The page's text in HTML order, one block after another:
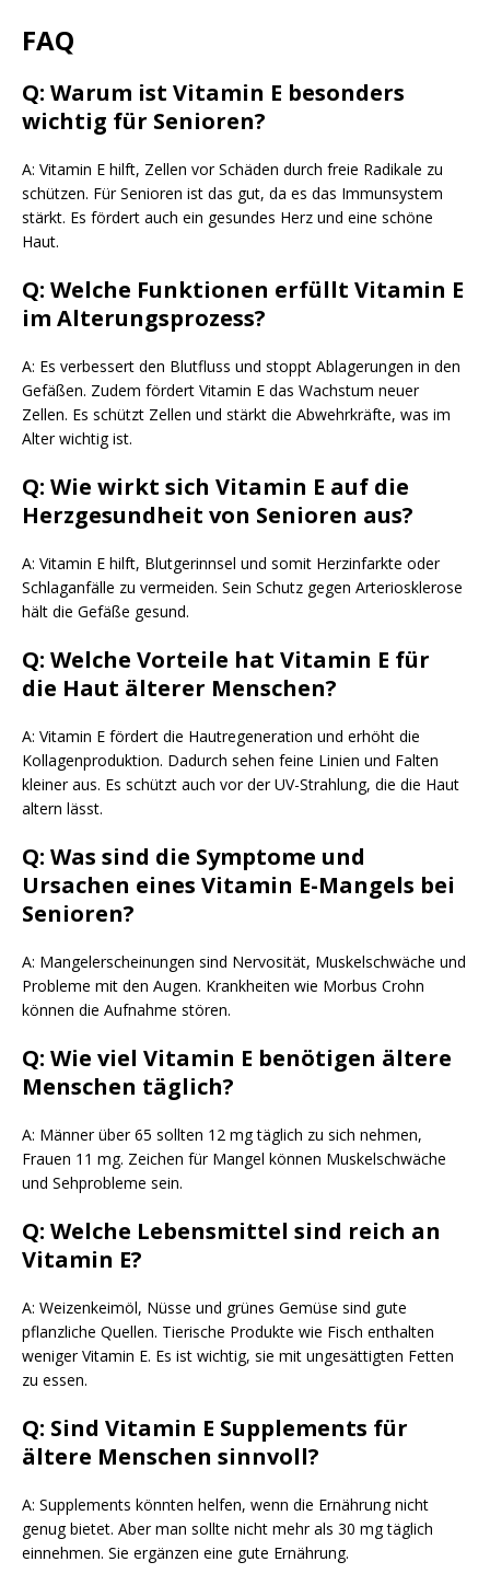
FAQ
Q: Warum ist Vitamin E besonders
wichtig für Senioren?
A: Vitamin E hilft, Zellen vor Schäden durch freie Radikale zu
schützen. Für Senioren ist das gut, da es das Immunsystem
stärkt. Es fördert auch ein gesundes Herz und eine schöne
Haut.
Q: Welche Funktionen erfüllt Vitamin E
im Alterungsprozess?
A: Es verbessert den Blutfluss und stoppt Ablagerungen in den
Gefäßen. Zudem fördert Vitamin E das Wachstum neuer
Zellen. Es schützt Zellen und stärkt die Abwehrkräfte, was im
Alter wichtig ist.
Q: Wie wirkt sich Vitamin E auf die
Herzgesundheit von Senioren aus?
A: Vitamin E hilft, Blutgerinnsel und somit Herzinfarkte oder
Schlaganfälle zu vermeiden. Sein Schutz gegen Arteriosklerose
hält die Gefäße gesund.
Q: Welche Vorteile hat Vitamin E für
die Haut älterer Menschen?
A: Vitamin E fördert die Hautregeneration und erhöht die
Kollagenproduktion. Dadurch sehen feine Linien und Falten
kleiner aus. Es schützt auch vor der UV-Strahlung, die die Haut
altern lässt.
Q: Was sind die Symptome und
Ursachen eines Vitamin E-Mangels bei
Senioren?
A: Mangelerscheinungen sind Nervosität, Muskelschwäche und
Probleme mit den Augen. Krankheiten wie Morbus Crohn
können die Aufnahme stören.
Q: Wie viel Vitamin E benötigen ältere
Menschen täglich?
A: Männer über 65 sollten 12 mg täglich zu sich nehmen,
Frauen 11 mg. Zeichen für Mangel können Muskelschwäche
und Sehprobleme sein.
Q: Welche Lebensmittel sind reich an
Vitamin E?
A: Weizenkeimöl, Nüsse und grünes Gemüse sind gute
pflanzliche Quellen. Tierische Produkte wie Fisch enthalten
weniger Vitamin E. Es ist wichtig, sie mit ungesättigten Fetten
zu essen.
Q: Sind Vitamin E Supplements für
ältere Menschen sinnvoll?
A: Supplements könnten helfen, wenn die Ernährung nicht
genug bietet. Aber man sollte nicht mehr als 30 mg täglich
einnehmen. Sie ergänzen eine gute Ernährung.